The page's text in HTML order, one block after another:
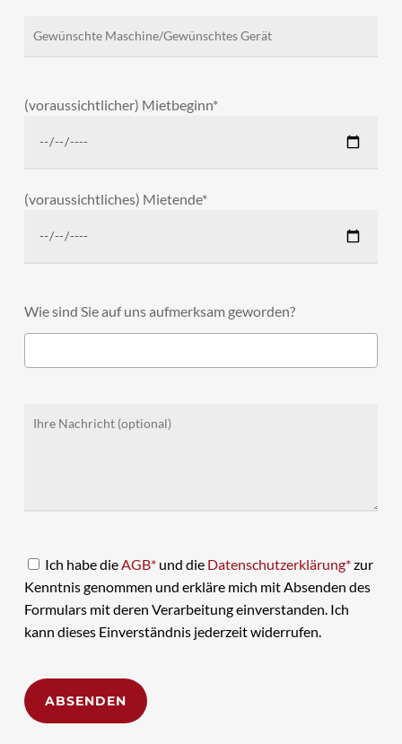
(voraussichtlicher) Mietbeginn*
(voraussichtliches) Mietende*
Wie sind Sie auf uns aufmerksam geworden?
Ich habe dieAGB*und die Datenschutzerklärung*zur
Kenntnis genommen und erkläre mich mit Absenden des
Formulars mit deren Verarbeitung einverstanden. Ich
kann dieses Einverständnis jederzeit widerrufen.